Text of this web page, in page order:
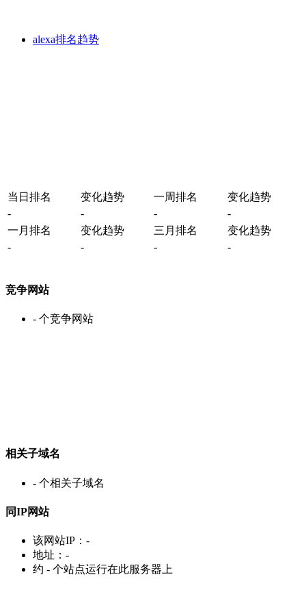
alexa排名趋势
当日排名 变化趋势 一周排名
变化趋势
-
- -
-
一月排名
变化趋势 三月排名
变化趋势
-
- - -
竞争网站
- 个竞争网站
相关子域名
- 个相关子域名
同IP网站
该网站IP： -
地址： -
约 - 个站点运行在此服务器上